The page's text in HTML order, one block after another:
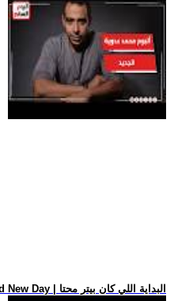
.. فيلم Spider-Man: Brand New Day | البداية اللي كان بيتر محتا